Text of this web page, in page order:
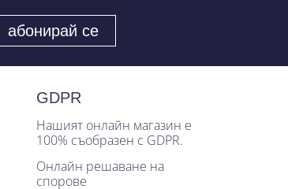
GDPR
Нашият онлайн магазин е
100% съобразен с GDPR.
Онлайн решаване на
спорове